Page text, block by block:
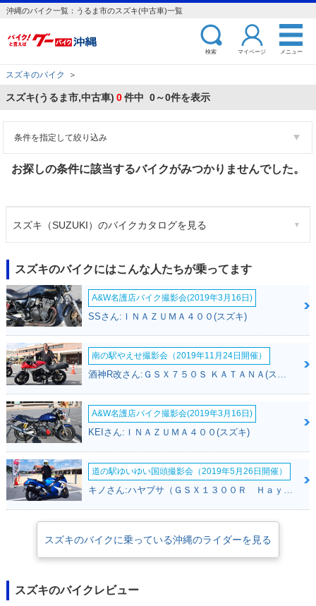
沖縄のバイク一覧：うるま市のスズキ(中古車)一覧
検索 マイページ メニュー
スズキのバイク ＞
スズキ(うるま市,中古車) 0件中 0～0件を表示
条件を指定して絞り込み
お探しの条件に該当するバイクがみつかりませんでした。
スズキ（SUZUKI）のバイクカタログを見る
スズキのバイクにはこんな人たちが乗ってます
A&W名護店バイク撮影会(2019年3月16日)
SSさん:ＩＮＡＺＵＭＡ４００(スズキ)
南の駅やえせ撮影会（2019年11月24日開催）
酒神R改さん:ＧＳＸ７５０Ｓ ＫＡＴＡＮＡ(スズキ)
A&W名護店バイク撮影会(2019年3月16日)
KEIさん:ＩＮＡＺＵＭＡ４００(スズキ)
道の駅ゆいゆい国頭撮影会（2019年5月26日開催）
キノさん:ハヤブサ（ＧＳＸ１３００Ｒ Ｈａｙａｂｕｓａ）(スズキ)
スズキのバイクに乗っている沖縄のライダーを見る
スズキのバイクレビュー